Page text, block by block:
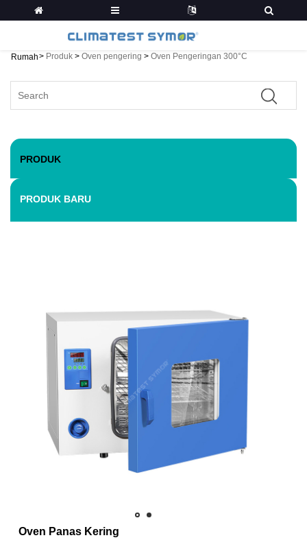
Rumah> Produk > Oven pengering > Oven Pengeringan 300°C
PRODUK
PRODUK BARU
Oven Panas Kering